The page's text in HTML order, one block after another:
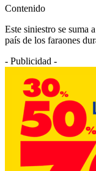
Contenido
Este siniestro se suma
país de los faraones
- Publicidad -